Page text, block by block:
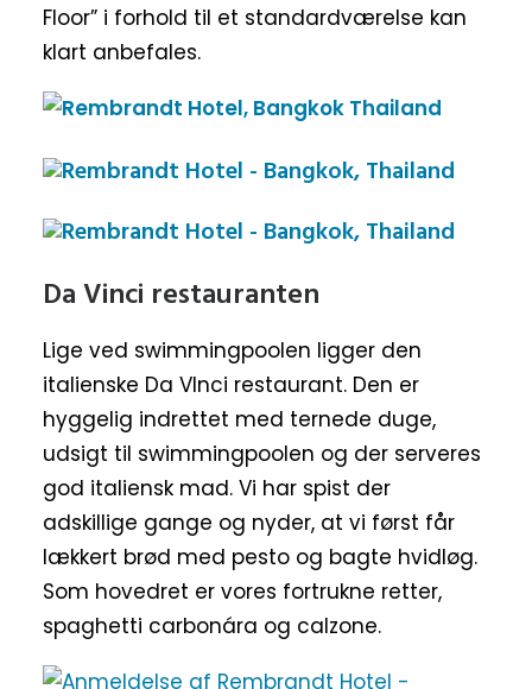
Floor” i forhold til et standardværelse kan
klart anbefales.
Da Vinci restauranten
Lige ved swimmingpoolen ligger den
italienske Da VInci restaurant. Den er
hyggelig indrettet med ternede duge,
udsigt til swimmingpoolen og der serveres
god italiensk mad. Vi har spist der
adskillige gange og nyder, at vi først får
lækkert brød med pesto og bagte hvidløg.
Som hovedret er vores fortrukne retter,
spaghetti carbonára og calzone.